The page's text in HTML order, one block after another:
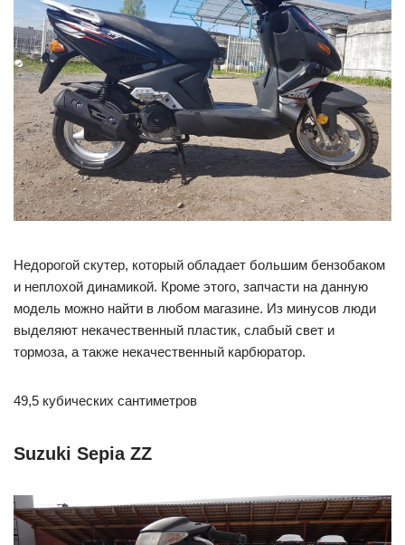
Недорогой скутер, который обладает большим бензобаком
и неплохой динамикой. Кроме этого, запчасти на данную
модель можно найти в любом магазине. Из минусов люди
выделяют некачественный пластик, слабый свет и
тормоза, а также некачественный карбюратор.
49,5 кубических сантиметров
Suzuki Sepia ZZ